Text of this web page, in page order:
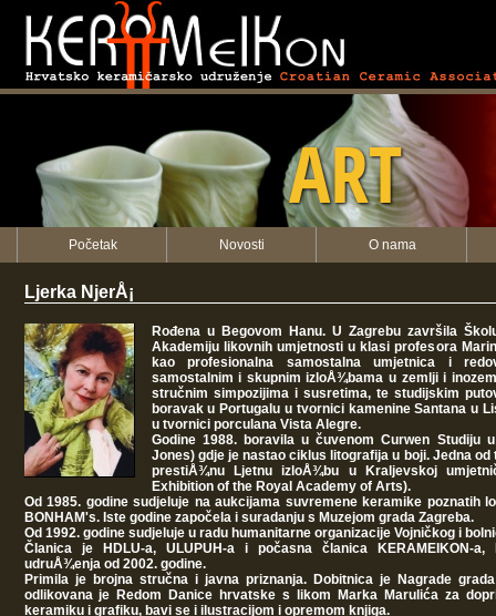
ART
Početak Novosti O nama
Ljerka NjerÅ¡
Rođena u Begovom Hanu. U Zagrebu završila
Akademiju likovnih umjetnosti u klasi profesora
kao profesionalna samostalna umjetnica i
samostalnim i skupnim izloÅ¾bama u zemlji i
stručnim simpozijima i susretima, te studijskim
boravak u Portugalu u tvornici kamenine Santana u
u tvornici porculana Vista Alegre.
Godine 1988. boravila u čuvenom Curwen Studiju
Jones) gdje je nastao ciklus litografija u boji. Jedna
prestiÅ¾nu Ljetnu izloÅ¾bu u Kraljevskoj
Exhibition of the Royal Academy of Arts).
Od 1985. godine sudjeluje na aukcijama suvremene keramike poznatih
BONHAM's. Iste godine započela i suradanju s Muzejom grada Zagreba.
Od 1992. godine sudjeluje u radu humanitarne organizacije Vojničkog i
Članica je HDLU-a, ULUPUH-a i počasna članica KERAMEIKON-a,
udruÅ¾enja od 2002. godine.
Primila je brojna stručna i javna priznanja. Dobitnica je Nagrade
odlikovana je Redom Danice hrvatske s likom Marka Marulića za
keramiku i grafiku, bavi se i ilustracijom i opremom knjiga.